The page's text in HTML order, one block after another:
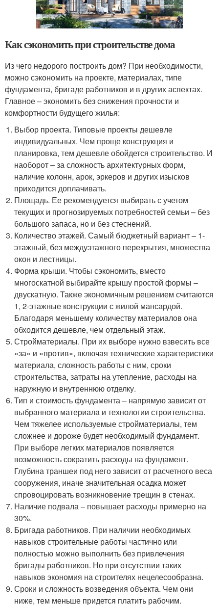
Как сэкономить при строительстве дома
Из чего недорого построить дом? При необходимости,
можно сэкономить на проекте, материалах, типе
фундамента, бригаде работников и в других аспектах.
Главное – экономить без снижения прочности и
комфортности будущего жилья:
Выбор проекта. Типовые проекты дешевле
индивидуальных. Чем проще конструкция и
планировка, тем дешевле обойдется строительство. И
наоборот – за сложность архитектурных форм,
наличие колонн, арок, эркеров и других изысков
приходится доплачивать.
Площадь. Ее рекомендуется выбирать с учетом
текущих и прогнозируемых потребностей семьи – без
большого запаса, но и без стеснений.
Количество этажей. Самый бюджетный вариант – 1-
этажный, без междуэтажного перекрытия, множества
окон и лестницы.
Форма крыши. Чтобы сэкономить, вместо
многоскатной выбирайте крышу простой формы –
двускатную. Также экономичным решением считаются
1, 2-этажные конструкции с жилой мансардой.
Благодаря меньшему количеству материалов она
обходится дешевле, чем отдельный этаж.
Стройматериалы. При их выборе нужно взвесить все
«за» и «против», включая технические характеристики
материала, сложность работы с ним, сроки
строительства, затраты на утепление, расходы на
наружную и внутреннюю отделку.
Тип и стоимость фундамента – напрямую зависит от
выбранного материала и технологии строительства.
Чем тяжелее используемые стройматериалы, тем
сложнее и дороже будет необходимый фундамент.
При выборе легких материалов появляется
возможность сократить расходы на фундамент.
Глубина траншеи под него зависит от расчетного веса
сооружения, иначе значительная осадка может
спровоцировать возникновение трещин в стенах.
Наличие подвала – повышает расходы примерно на
30%.
Бригада работников. При наличии необходимых
навыков строительные работы частично или
полностью можно выполнить без привлечения
бригады работников. Но при отсутствии таких
навыков экономия на строителях нецелесообразна.
Сроки и сложность возведения объекта. Чем они
ниже, тем меньше придется платить рабочим.